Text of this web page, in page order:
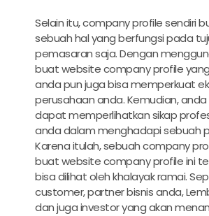
Selain itu, company profile sendiri
sebuah hal yang berfungsi pada
pemasaran saja. Dengan
buat website company profile
anda pun juga bisa memperkuat
perusahaan anda. Kemudian,
dapat memperlihatkan sikap
anda dalam menghadapi sebuah
Karena itulah, sebuah company
buat website company profileini
bisa dilihat oleh khalayak ramai.
customer, partner bisnis anda,
dan juga investor yang akan